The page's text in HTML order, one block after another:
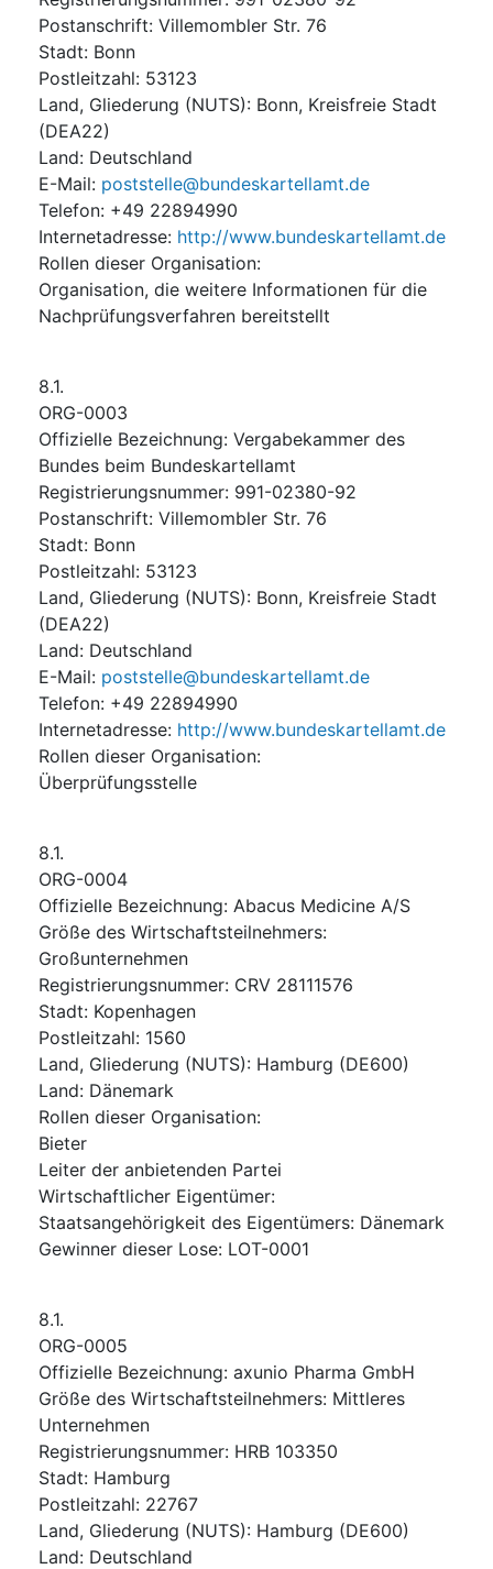
Postanschrift: Villemombler Str. 76
Stadt: Bonn
Postleitzahl: 53123
Land, Gliederung (NUTS): Bonn, Kreisfreie Stadt
(DEA22)
Land: Deutschland
E-Mail: poststelle@bundeskartellamt.de
Telefon: +49 22894990
Internetadresse: http://www.bundeskartellamt.de
Rollen dieser Organisation:
Organisation, die weitere Informationen für die
Nachprüfungsverfahren bereitstellt
8.1.
ORG-0003
Offizielle Bezeichnung: Vergabekammer des
Bundes beim Bundeskartellamt
Registrierungsnummer: 991-02380-92
Postanschrift: Villemombler Str. 76
Stadt: Bonn
Postleitzahl: 53123
Land, Gliederung (NUTS): Bonn, Kreisfreie Stadt
(DEA22)
Land: Deutschland
E-Mail: poststelle@bundeskartellamt.de
Telefon: +49 22894990
Internetadresse: http://www.bundeskartellamt.de
Rollen dieser Organisation:
Überprüfungsstelle
8.1.
ORG-0004
Offizielle Bezeichnung: Abacus Medicine A/S
Größe des Wirtschaftsteilnehmers:
Großunternehmen
Registrierungsnummer: CRV 28111576
Stadt: Kopenhagen
Postleitzahl: 1560
Land, Gliederung (NUTS): Hamburg (DE600)
Land: Dänemark
Rollen dieser Organisation:
Bieter
Leiter der anbietenden Partei
Wirtschaftlicher Eigentümer:
Staatsangehörigkeit des Eigentümers: Dänemark
Gewinner dieser Lose: LOT-0001
8.1.
ORG-0005
Offizielle Bezeichnung: axunio Pharma GmbH
Größe des Wirtschaftsteilnehmers: Mittleres
Unternehmen
Registrierungsnummer: HRB 103350
Stadt: Hamburg
Postleitzahl: 22767
Land, Gliederung (NUTS): Hamburg (DE600)
Land: Deutschland